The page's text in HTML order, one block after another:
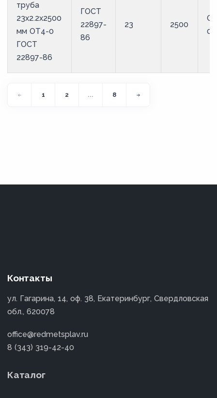
труба
23х2.2х2500
мм ОТ4-0
ГОСТ
22897-86
ГОСТ
22897-
86
23 2500
0
1 2 ... 8
Контакты
ул. Гагарина, 14, оф. 38, Екатеринбург, Свердловская
обл., 620078
office@redmetsplav.ru
8 (343) 319-42-40
Каталог